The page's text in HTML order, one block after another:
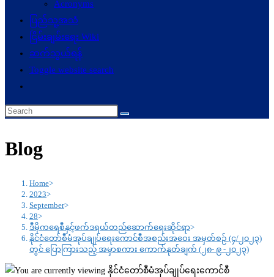
Acronyms
ပြည်သူ့အသံ
ငြိမ်းချမ်းရေး Wiki
ဆက်သွယ်ရန်
Toggle website search
Blog
Home>
2023>
September>
28>
ဒီမိုကရေစီနှင့်ဖက်ဒရယ်တည်ဆောက်ရေးဆိုင်ရာ>
နိုင်ငံတော်စီမံအုပ်ချုပ်ရေးကောင်စီအစည်းအဝေး အမှတ်စဉ် (၄/၂၀၂၃)
တွင် ပြောကြားသည့် အမှာစကား ကောက်နုတ်ချက် (၂၈- ၉ -၂၀၂၃)